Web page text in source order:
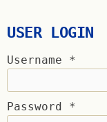
USER LOGIN
Username *
Password *